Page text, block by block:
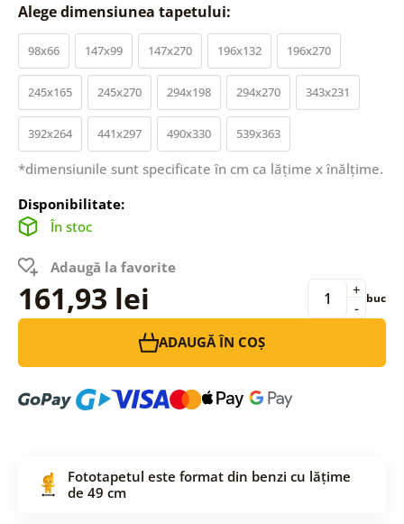
Alege dimensiunea tapetului:
98x66 147x99 147x270 196x132 196x270
245x165 245x270 294x198 294x270 343x231
392x264 441x297 490x330 539x363
*dimensiunile sunt specificate în cm ca lățime x înălțime.
Disponibilitate:
În stoc
Adaugă la favorite
161,93 lei -
+ buc
ADAUGĂ ÎN COȘ
Fototapetul este format din benzi cu lățime
de 49 cm